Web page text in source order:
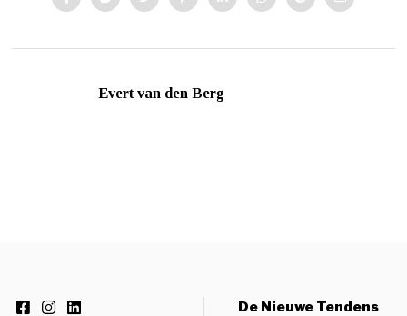
Evert van den Berg
De Nieuwe Tendens